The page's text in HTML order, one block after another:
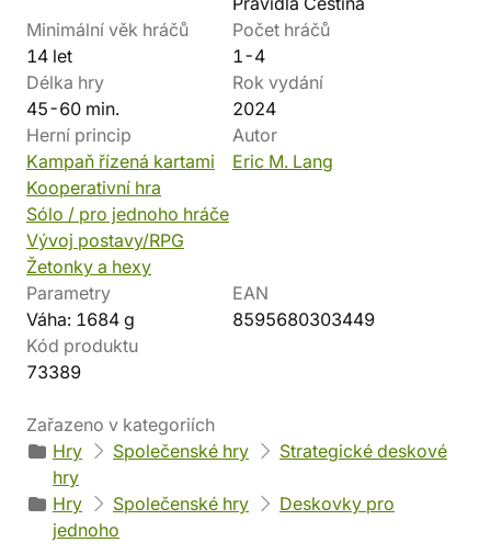
Minimální věk hráčů
14 let
Počet hráčů
1-4
Délka hry
45-60 min.
Rok vydání
2024
Herní princip
Kampaň řízená kartami
Kooperativní hra
Sólo / pro jednoho hráče
Vývoj postavy/RPG
Žetonky a hexy
Autor
Eric M. Lang
Parametry
Váha: 1684 g
EAN
8595680303449
Kód produktu
73389
Zařazeno v kategoriích
Hry
Společenské hry
Strategické deskové
hry
Hry
Společenské hry
Deskovky pro
jednoho